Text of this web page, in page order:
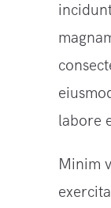
labore
Minim